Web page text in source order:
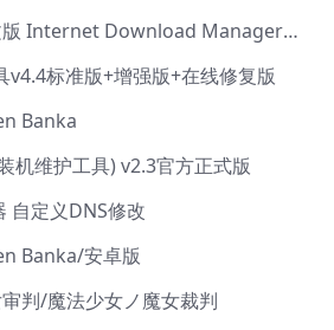
IDM下载器中文版 Internet Download Manager v6.42.36 IDM
v4.4标准版+增强版+在线修复版
Banka
机维护工具) v2.3官方正式版
自定义DNS修改
Banka/安卓版
判/魔法少女ノ魔女裁判